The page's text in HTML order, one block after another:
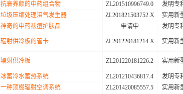
抗衰养颜的中药组合物
ZL201510996749.0 发明专
垃圾压缩处理沼气发生器
ZL201821503752.X 实用新
神奇的中药祛痘护肤品
申请中 发明专
辐射供冷板的管卡 ZL201220181214.X 实用新
辐射供冷板 ZL201220181226.2 实用新
冰蓄冷水蓄热系统 ZL201210436817.4 发明专
一种顶棚辐射空调系统
ZL201420085557.5 实用新